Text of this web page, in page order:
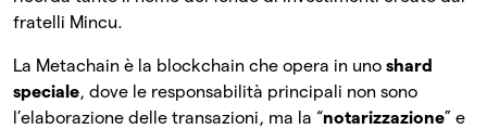
fratelli Mincu.
La Metachain è la blockchain che opera in uno shard
speciale, dove le responsabilità principali non sono
l’elaborazione delle transazioni, ma la “notarizzazione” e